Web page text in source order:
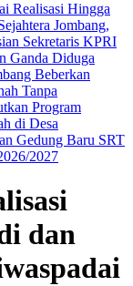
Realisasi Hingga
Jombang,
Sekretaris KPRI
Ganda Diduga
Beberkan
Tanpa
Program
di Desa
Gedung Baru SRT
2027
dan